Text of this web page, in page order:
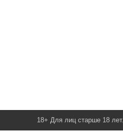
18+ Для лиц старше 18 лет.